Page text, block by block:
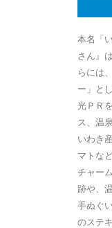
本名「
さん』
らには
ー」と
光ＰＲ
ス、温
いわき
マトなど
チャー
跡や、
手ぬぐ
のステ